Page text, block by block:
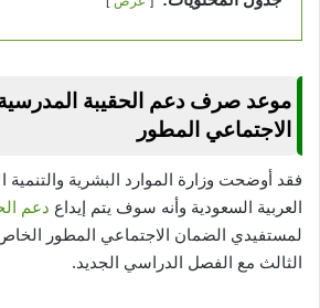
موعد صرف دعم الحقيبة
الاجتماعي المطور
فقد أوضحت وزارة الموارد البشرية والتنمية
العربية السعودية وأنه سوف يتم إيداع دعم
لمستفيدي الضمان الاجتماعي المطور
الثالث مع الفصل الدراسي الجديد.